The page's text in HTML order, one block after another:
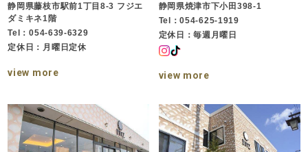
静岡県藤枝市駅前1丁目8-3 フジエ
ダミキネ1階
Tel：054-639-6329
定休日：月曜日定休
view more
静岡県焼津市下小田398-1
Tel：054-625-1919
定休日：毎週月曜日
view more